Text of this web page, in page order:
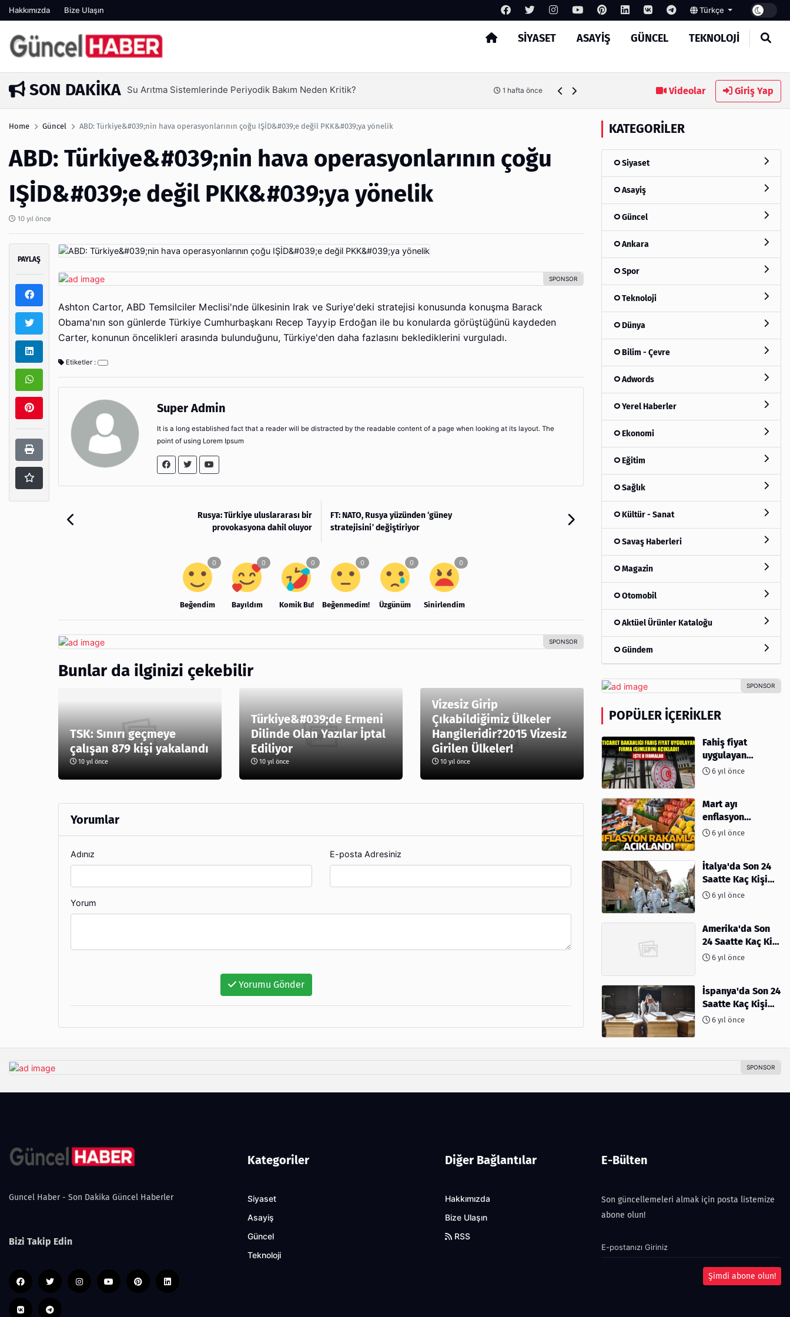
Hakkımızda Bize Ulaşın Türkçe
SIYASET ASAYIŞ GÜNCEL TEKNOLOJI
Arama
SON DAKIKA
5 gün önce Su Arıtma Sistemlerinde Periyodik Bakım Neden Kritik? 1 hafta önce Ambalaj Süreçlerinde Yeni Nesil Verimliliği Olimpack ile
Videolar Giriş Yap
Home Güncel ABD: Türkiye&#039;nin hava operasyonlarının çoğu IŞİD&#039;e değil PKK&#039;ya yönelik
ABD: Türkiye&#039;nin hava operasyonlarının çoğu
IŞİD&#039;e değil PKK&#039;ya yönelik
10 yıl önce
PAYLAŞ
Ashton Cartor, ABD Temsilciler Meclisi'nde ülkesinin Irak ve Suriye'deki stratejisi konusunda konuşma Barack
Obama'nın son günlerde Türkiye Cumhurbaşkanı Recep Tayyip Erdoğan ile bu konularda görüştüğünü kaydeden
Carter, konunun öncelikleri arasında bulunduğunu, Türkiye'den daha fazlasını beklediklerini vurguladı.
Etiketler :
Super Admin
It is a long established fact that a reader will be distracted by the readable content of a page when looking at its layout. The
point of using Lorem Ipsum
Rusya: Türkiye uluslararası bir
provokasyona dahil oluyor
FT: NATO, Rusya yüzünden ‘güney
stratejisini’ değiştiriyor
Beğendim Bayıldım Komik Bu! Beğenmedim! Üzgünüm Sinirlendim
Bunlar da ilginizi çekebilir
TSK: Sınırı geçmeye
çalışan 879 kişi yakalandı
10 yıl önce
Türkiye&#039;de Ermeni
Dilinde Olan Yazılar İptal
Ediliyor
10 yıl önce
Vizesiz Girip
Çıkabildiğimiz Ülkeler
Hangileridir?2015 Vizesiz
Girilen Ülkeler!
10 yıl önce
Yorumlar
Adınız E-posta Adresiniz
Yorum
Yorumu Gönder
KATEGORILER
Siyaset
Asayiş
Güncel
Ankara
Spor
Teknoloji
Dünya
Bilim - Çevre
Adwords
Yerel Haberler
Ekonomi
Eğitim
Sağlık
Kültür - Sanat
Savaş Haberleri
Magazin
Otomobil
Aktüel Ürünler Kataloğu
Gündem
POPÜLER İÇERIKLER
Fahiş fiyat
uygulayan
firmalar açıklandı
6 yıl önce
Mart ayı
enflasyon
rakamları
6 yıl önce
İtalya'da Son 24
Saatte Kaç Kişi
Öldü6 yıl önce
Amerika'da Son
24 Saatte Kaç Kişi
Öldü - 06 Nisan
6 yıl önce
İspanya'da Son 24
Saatte Kaç Kişi
Öldü6 yıl önce
Guncel Haber - Son Dakika Güncel Haberler
Bizi Takip Edin
Kategoriler
Siyaset
Asayiş
Güncel
Teknoloji
Diğer Bağlantılar
Hakkımızda
Bize Ulaşın
RSS
E-Bülten
Son güncellemeleri almak için posta listemize
abone olun!
Şimdi abone olun!